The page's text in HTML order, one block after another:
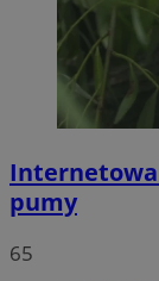
Internetowa
pumy
65